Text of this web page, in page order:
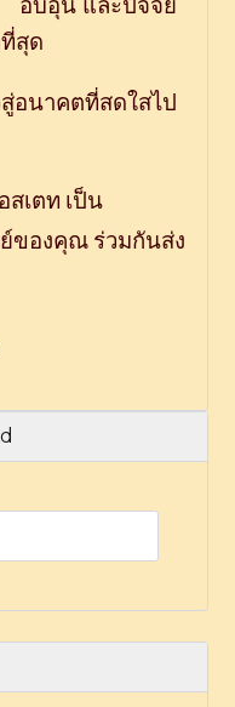
อบอุ่น และปัจจัย
สุด
อนาคตที่สดใสไป
สเตท เป็น
ของคุณ ร่วมกันส่ง